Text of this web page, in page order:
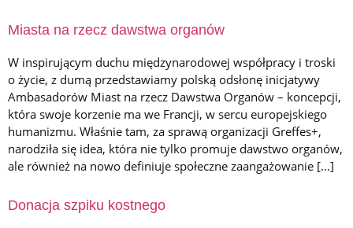
Miasta na rzecz dawstwa organów
W inspirującym duchu międzynarodowej współpracy i troski
o życie, z dumą przedstawiamy polską odsłonę inicjatywy
Ambasadorów Miast na rzecz Dawstwa Organów – koncepcji,
która swoje korzenie ma we Francji, w sercu europejskiego
humanizmu. Właśnie tam, za sprawą organizacji Greffes+,
narodziła się idea, która nie tylko promuje dawstwo organów,
ale również na nowo definiuje społeczne zaangażowanie […]
Donacja szpiku kostnego